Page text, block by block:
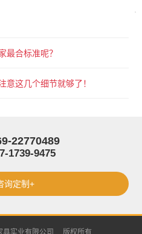
最合标准呢？
意这几个细节就够了！
22770489
1739-9475
询定制+